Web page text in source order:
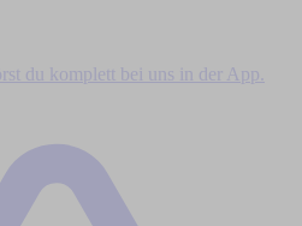
du komplett bei uns in der App.